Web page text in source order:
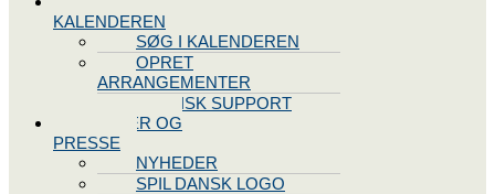
KALENDEREN
SØG I KALENDEREN
OPRET
ARRANGEMENTER
TEKNISK SUPPORT
NYHEDER OG
PRESSE
NYHEDER
SPIL DANSK LOGO